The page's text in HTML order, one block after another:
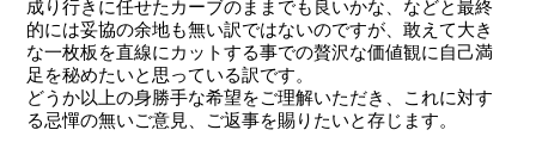
成り行きに任せたカーブのままでも良いかな、などと最終
的には妥協の余地も無い訳ではないのですが、敢えて大き
な一枚板を直線にカットする事での贅沢な価値観に自己満
足を秘めたいと思っている訳です。
どうか以上の身勝手な希望をご理解いただき、これに対す
る忌憚の無いご意見、ご返事を賜りたいと存じます。